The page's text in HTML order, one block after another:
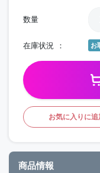
数量
在庫状況 お
お気に入りに追
商品情報